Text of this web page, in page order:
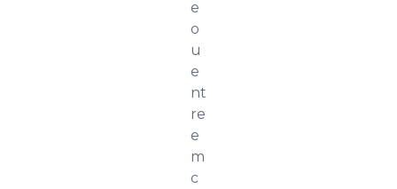
e
o
u
e
nt
re
e
m
c